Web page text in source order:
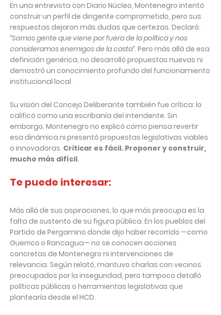
En una entrevista con Diario Núcleo, Montenegro intentó
construir un perfil de dirigente comprometido, pero sus
respuestas dejaron más dudas que certezas. Declaró:
“Somos gente que viene por fuera de la política y nos
consideramos enemigos de la casta”. Pero más allá de esa
definición genérica, no desarrolló propuestas nuevas ni
demostró un conocimiento profundo del funcionamiento
institucional local.
Su visión del Concejo Deliberante también fue crítica: lo
calificó como una escribanía del intendente. Sin
embargo, Montenegro no explicó cómo piensa revertir
esa dinámica ni presentó propuestas legislativas viables
o innovadoras. Criticar es fácil. Proponer y construir,
mucho más difícil.
Te puede interesar:
Más allá de sus aspiraciones, lo que más preocupa es la
falta de sustento de su figura pública. En los pueblos del
Partido de Pergamino donde dijo haber recorrido —como
Guerrico o Rancagua— no se conocen acciones
concretas de Montenegro ni intervenciones de
relevancia. Según relató, mantuvo charlas con vecinos
preocupados por la inseguridad, pero tampoco detalló
políticas públicas o herramientas legislativas que
plantearía desde el HCD.